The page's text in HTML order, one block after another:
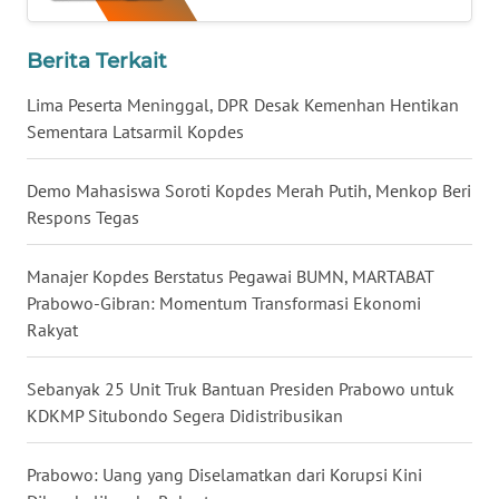
Berita Terkait
Lima Peserta Meninggal, DPR Desak Kemenhan Hentikan
Sementara Latsarmil Kopdes
Demo Mahasiswa Soroti Kopdes Merah Putih, Menkop Beri
Respons Tegas
Manajer Kopdes Berstatus Pegawai BUMN, MARTABAT
Prabowo-Gibran: Momentum Transformasi Ekonomi
Rakyat
Sebanyak 25 Unit Truk Bantuan Presiden Prabowo untuk
KDKMP Situbondo Segera Didistribusikan
Prabowo: Uang yang Diselamatkan dari Korupsi Kini
BABEL
WN
SUMBAR
WN
SUMSEL
WN
BENGKULU
WN
LAMPUNG
WN
JATENG